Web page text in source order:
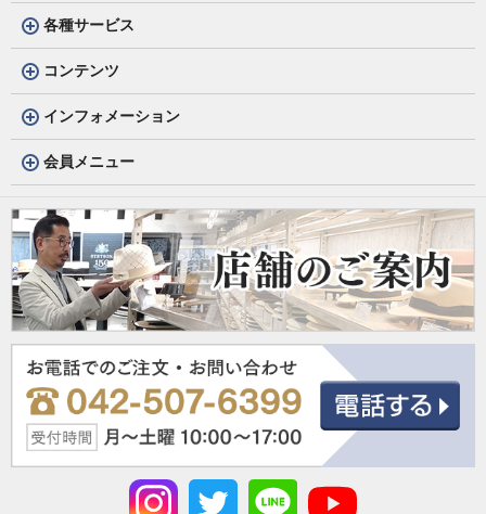
各種サービス
コンテンツ
インフォメーション
会員メニュー